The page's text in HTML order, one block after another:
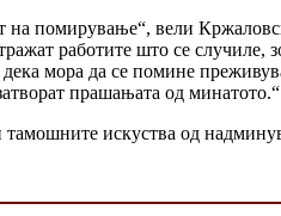
на помирување“, вели
работите што се случиле,
мора да се помине
прашањата од минатото.“
искуства од